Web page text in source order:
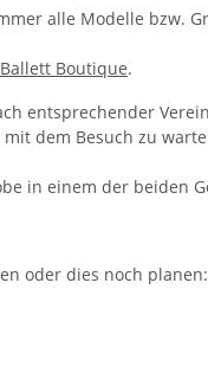
alle Modelle bzw.
Boutique.
entsprechender
dem Besuch zu
in einem der beiden
oder dies noch